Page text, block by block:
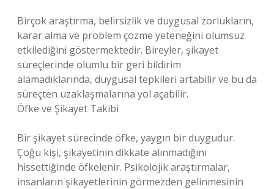
Birçok araştırma, belirsizlik ve duygusal zorlukların,
karar alma ve problem çözme yeteneğini olumsuz
etkilediğini göstermektedir. Bireyler, şikayet
süreçlerinde olumlu bir geri bildirim
alamadıklarında, duygusal tepkileri artabilir ve bu da
süreçten uzaklaşmalarına yol açabilir.
Öfke ve Şikayet Takibi
Bir şikayet sürecinde öfke, yaygın bir duygudur.
Çoğu kişi, şikayetinin dikkate alınmadığını
hissettiğinde öfkelenir. Psikolojik araştırmalar,
insanların şikayetlerinin görmezden gelinmesinin